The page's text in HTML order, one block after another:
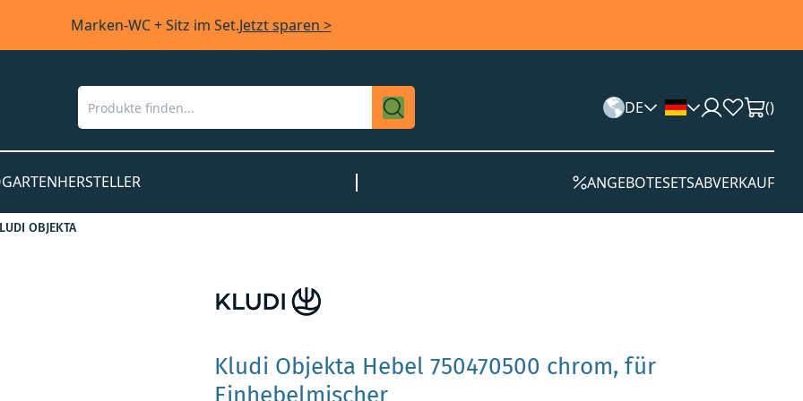
Marken-WC + Sitz im Set.Jetzt sparen >
DE ()
GARTENHERSTELLER ANGEBOTESETSABVERKAUF
OBJEKTA
Kludi Objekta Hebel 750470500 chrom, für